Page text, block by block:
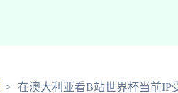
在澳大利亚看B站世界杯当前IP